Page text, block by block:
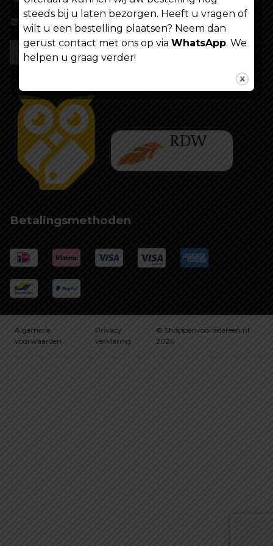
info@shoppenvooriedereen.nl
Betalingsmethoden
Algemene
voorwaarden
Privacy
verklaring
© Shoppenvooriedereen.nl
2026
steeds bij u laten bezorgen. Heeft u vragen of
wilt u een bestelling plaatsen? Neem dan
gerust contact met ons op via WhatsApp. We
helpen u graag verder!